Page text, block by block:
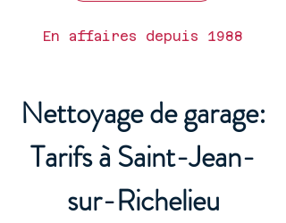
En affaires depuis 1988
Nettoyage de garage:
Tarifs à Saint-Jean-
sur-Richelieu